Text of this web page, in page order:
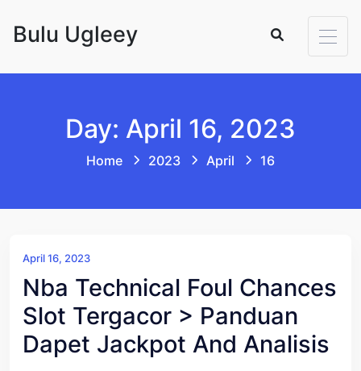
Bulu Ugleey
Day: April 16, 2023
Home 2023 April 16
April 16, 2023
Nba Technical Foul Chances
Slot Tergacor > Panduan
Dapet Jackpot And Analisis